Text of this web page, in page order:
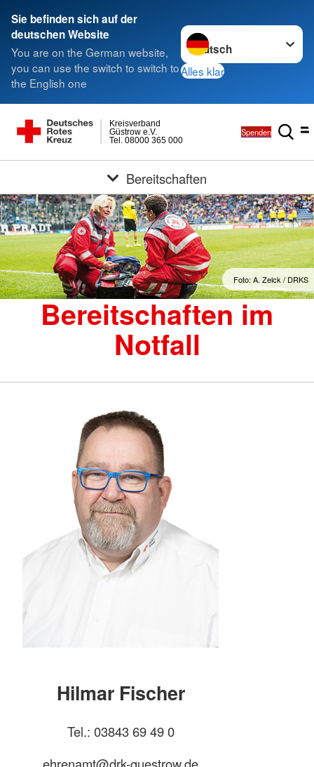
Sie befinden sich auf der
deutschen Website
You are on the German website,
you can use the switch to switch to
the English one
Sprache wechseln zu
Alles klar
Tel. 08000 365 000
Güstrow e.V.
Kreisverband
Spenden
Bereitschaften
Foto: A. Zelck / DRKS
Bereitschaften im
Notfall
Hilmar Fischer
Tel.: 03843 69 49 0
ehrenamt@drk-guestrow.de